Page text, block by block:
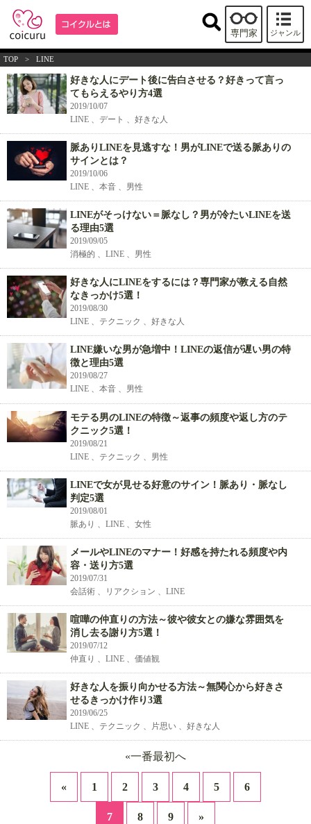
ジャンル
専門家
TOP > LINE
好きな人にデート後に告白させる？好きって言っ
てもらえるやり方4選
2019/10/07
LINE 、デート 、好きな人
脈ありLINEを見逃すな！男がLINEで送る脈ありの
サインとは？
2019/10/06
LINE 、本音 、男性
LINEがそっけない＝脈なし？男が冷たいLINEを送
る理由5選
2019/09/05
消極的 、LINE 、男性
好きな人にLINEをするには？専門家が教える自然
なきっかけ5選！
2019/08/30
LINE 、テクニック 、好きな人
LINE嫌いな男が急増中！LINEの返信が遅い男の特
徴と理由5選
2019/08/27
LINE 、本音 、男性
モテる男のLINEの特徴～返事の頻度や返し方のテ
クニック5選！
2019/08/21
LINE 、テクニック 、男性
LINEで女が見せる好意のサイン！脈あり・脈なし
判定5選
2019/08/01
脈あり 、LINE 、女性
メールやLINEのマナー！好感を持たれる頻度や内
容・送り方5選
2019/07/31
会話術 、リアクション 、LINE
喧嘩の仲直りの方法～彼や彼女との嫌な雰囲気を
消し去る謝り方5選！
2019/07/12
仲直り 、LINE 、価値観
好きな人を振り向かせる方法～無関心から好きさ
せるきっかけ作り3選
2019/06/25
LINE 、テクニック 、片思い 、好きな人
«一番最初へ
« 1 2 3 4 5 6
7 8 9 »